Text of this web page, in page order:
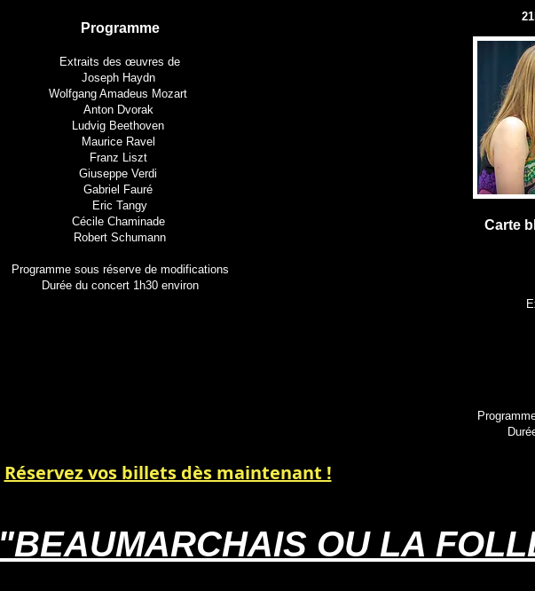
Programme
Extraits des œuvres de
Joseph Haydn
Wolfgang Amadeus Mozart
Anton Dvorak
Ludvig Beethoven
Maurice Ravel
Franz Liszt
Giuseppe Verdi
Gabriel Fauré
Eric Tangy
Cécile Chaminade
Robert Schumann
Programme sous réserve de modifications
Durée du concert 1h30 environ
Réservez vos billets dès maintenant !
Carte
"BEAUMARCHAIS OU LA